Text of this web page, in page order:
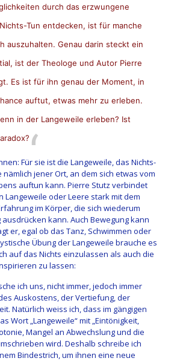
durch das erzwungene
Tun entdecken, ist für manche
auszuhalten. Genau darin steckt ein
ist der Theologe und Autor Pierre
Es ist für ihn genau der Moment, in
auftut, etwas mehr zu erleben.
in der Langeweile erleben? Ist
Für sie ist die Langeweile, das Nichts-
nämlich jener Ort, an dem sich etwas vom
auftun kann. Pierre Stutz verbindet
Langeweile oder Leere stark mit dem
im Körper, die sich wiederum
kann. Auch Bewegung kann
er, egal ob das Tanz, Schwimmen oder
Übung der Langeweile brauche es
auf das Nichts einzulassen als auch die
zu lassen:
ich uns, nicht immer, jedoch immer
Auskostens, der Vertiefung, der
Natürlich weiss ich, dass im gängigen
Wort „Langeweile“ mit „Eintönigkeit,
Mangel an Abwechslung und die
wird. Deshalb schreibe ich
Bindestrich, um ihnen eine neue